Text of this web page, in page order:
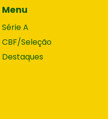
Menu
Série A
CBF/Seleção
Destaques